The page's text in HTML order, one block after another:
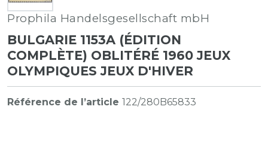
Prophila Handelsgesellschaft mbH
BULGARIE 1153A (ÉDITION
COMPLÈTE) OBLITÉRÉ 1960 JEUX
OLYMPIQUES JEUX D'HIVER
Référence de l’article 122/280B65833